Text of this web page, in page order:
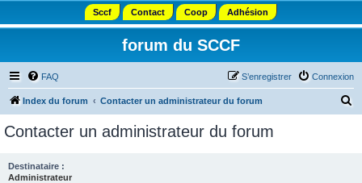
Sccf Contact Coop Adhésion
forum du SCCF
FAQ Connexion
S’enregistrer
Index du forum Contacter un administrateur du forum
Contacter un administrateur du forum
Destinataire :
Administrateur